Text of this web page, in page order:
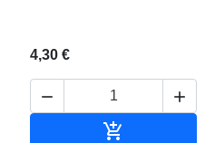
4,30 €
 
